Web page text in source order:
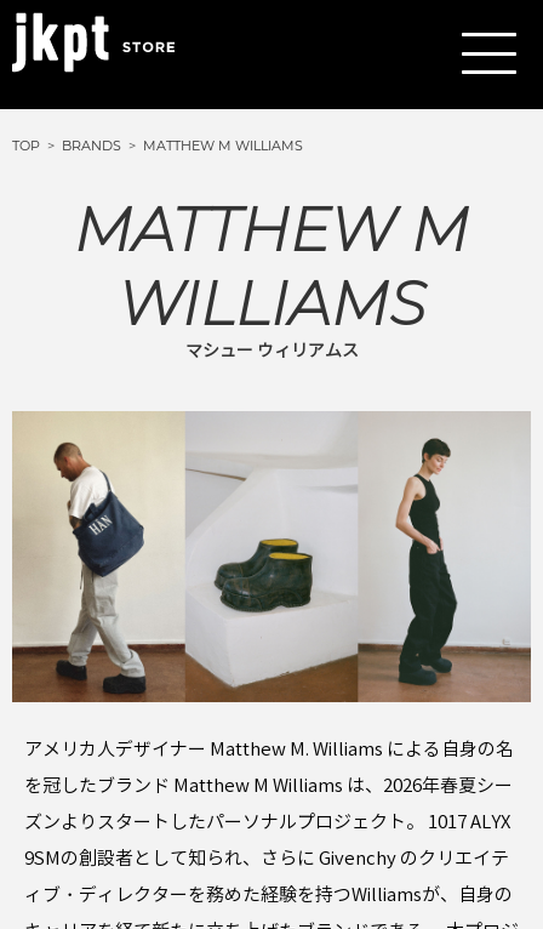
TOP BRANDS MATTHEW M WILLIAMS
MATTHEW M
WILLIAMS
マシュー ウィリアムス
アメリカ人デザイナー Matthew M. Williams による自身の名
を冠したブランド Matthew M Williams は、2026年春夏シー
ズンよりスタートしたパーソナルプロジェクト。 1017 ALYX
9SMの創設者として知られ、さらに Givenchy のクリエイテ
ィブ・ディレクターを務めた経験を持つWilliamsが、自身の